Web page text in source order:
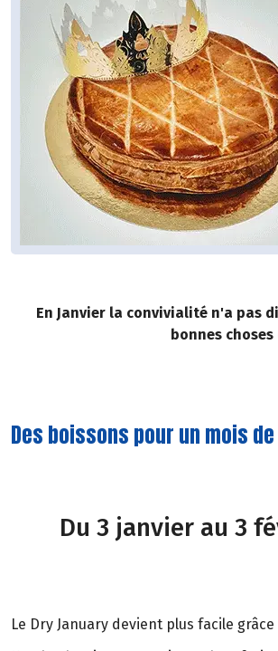
En Janvier la convivialité n'a pas
bonnes
Des boissons pour un mois
Du 3 janvier au 3
Le Dry January devient plus facile